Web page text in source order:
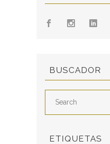
BUSCADOR
ETIQUETAS